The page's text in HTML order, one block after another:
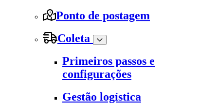
Ponto de postagem
Coleta
Primeiros passos e
configurações
Gestão logística